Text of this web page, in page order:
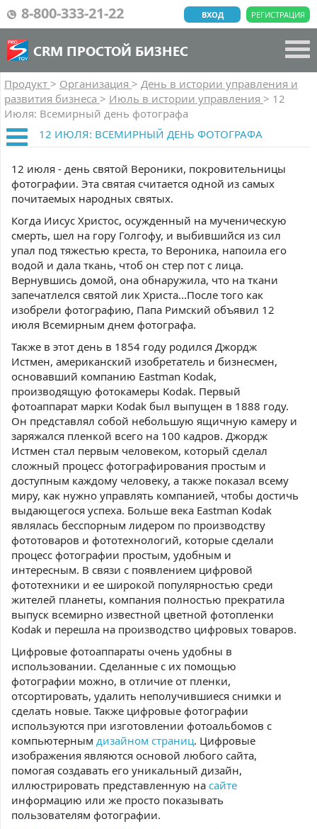
8-800-333-21-22 РЕГИСТРАЦИЯ
ВХОД
CRM ПРОСТОЙ БИЗНЕС
Продукт > Организация > День в истории управления и
развития бизнеса > Июль в истории управления > 12
Июля: Всемирный день фотографа
12 ИЮЛЯ: ВСЕМИРНЫЙ ДЕНЬ ФОТОГРАФА
12 июля - день святой Вероники, покровительницы
фотографии. Эта святая считается одной из самых
почитаемых народных святых.
Когда Иисус Христос, осужденный на мученическую
смерть, шел на гору Голгофу, и выбившийся из сил
упал под тяжестью креста, то Вероника, напоила его
водой и дала ткань, чтоб он стер пот с лица.
Вернувшись домой, она обнаружила, что на ткани
запечатлелся святой лик Христа...После того как
изобрели фотографию, Папа Римский объявил 12
июля Всемирным днем фотографа.
Также в этот день в 1854 году родился Джордж
Истмен, американский изобретатель и бизнесмен,
основавший компанию Eastman Kodak,
производящую фотокамеры Kodak. Первый
фотоаппарат марки Kodak был выпущен в 1888 году.
Он представлял собой небольшую ящичную камеру и
заряжался пленкой всего на 100 кадров. Джордж
Истмен стал первым человеком, который сделал
сложный процесс фотографирования простым и
доступным каждому человеку, а также показал всему
миру, как нужно управлять компанией, чтобы достичь
выдающегося успеха. Больше века Eastman Kodak
являлась бесспорным лидером по производству
фототоваров и фототехнологий, которые сделали
процесс фотографии простым, удобным и
интересным. В связи с появлением цифровой
фототехники и ее широкой популярностью среди
жителей планеты, компания полностью прекратила
выпуск всемирно известной цветной фотопленки
Kodak и перешла на производство цифровых товаров.
Цифровые фотоаппараты очень удобны в
использовании. Сделанные с их помощью
фотографии можно, в отличие от пленки,
отсортировать, удалить неполучившиеся снимки и
сделать новые. Также цифровые фотографии
используются при изготовлении фотоальбомов с
компьютерным дизайном страниц. Цифровые
изображения являются основой любого сайта,
помогая создавать его уникальный дизайн,
иллюстрировать представленную на сайте
информацию или же просто показывать
пользователям фотографии.